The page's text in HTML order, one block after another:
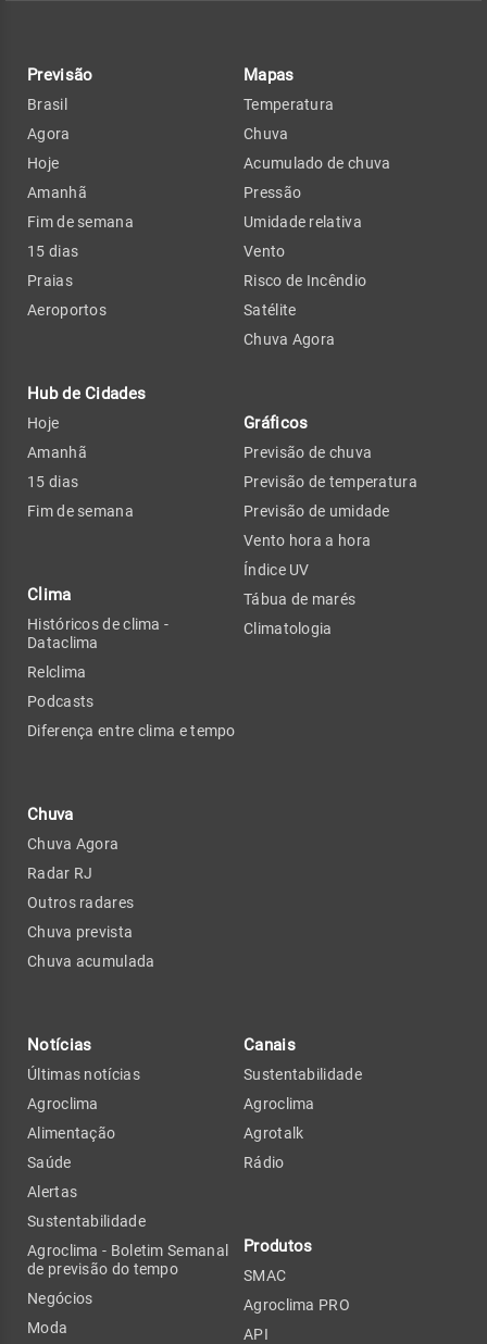
Previsão
Brasil
Agora
Hoje
Amanhã
Fim de semana
15 dias
Praias
Aeroportos
Hub de Cidades
Hoje
Amanhã
15 dias
Fim de semana
Clima
Históricos de clima -
Dataclima
Relclima
Podcasts
Diferença entre clima e tempo
Chuva
Chuva Agora
Radar RJ
Outros radares
Chuva prevista
Chuva acumulada
Mapas
Temperatura
Chuva
Acumulado de chuva
Pressão
Umidade relativa
Vento
Risco de Incêndio
Satélite
Chuva Agora
Gráficos
Previsão de chuva
Previsão de temperatura
Previsão de umidade
Vento hora a hora
Índice UV
Tábua de marés
Climatologia
Notícias
Últimas notícias
Agroclima
Alimentação
Saúde
Alertas
Sustentabilidade
Agroclima - Boletim Semanal
de previsão do tempo
Negócios
Moda
Canais
Sustentabilidade
Agroclima
Agrotalk
Rádio
Produtos
SMAC
Agroclima PRO
API